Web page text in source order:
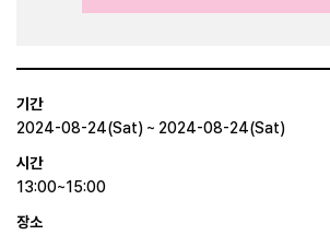
기간
2024-08-24(Sat) ~ 2024-08-24(Sat)
시간
13:00~15:00
장소